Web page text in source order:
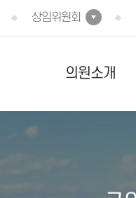
상임위원회
의원소개